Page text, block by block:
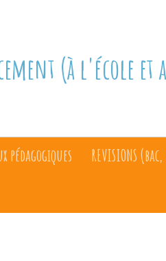
(à l'école
pédagogiques REVISIONS